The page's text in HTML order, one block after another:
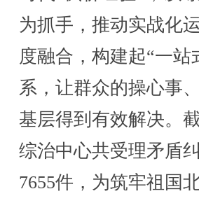
为抓手，推动实战化
度融合，构建起“一
系，让群众的操心事
基层得到有效解决。
综治中心共受理矛盾
7655件，为筑牢祖国